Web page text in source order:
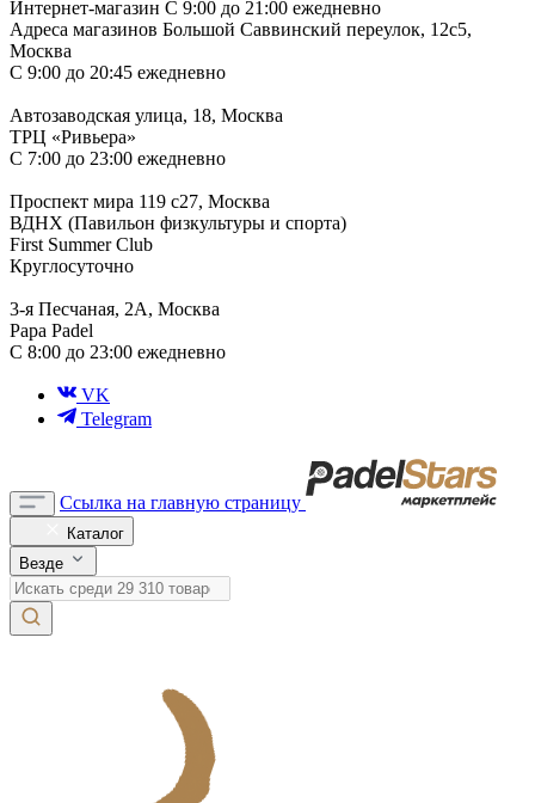
Интернет-магазин С 9:00 до 21:00 ежедневно
Адреса магазинов Большой Саввинский переулок, 12с5,
Москва
С 9:00 до 20:45 ежедневно
Автозаводская улица, 18, Москва
ТРЦ «Ривьера»
С 7:00 до 23:00 ежедневно
Проспект мира 119 с27, Москва
ВДНХ (Павильон физкультуры и спорта)
First Summer Club
Круглосуточно
3-я Песчаная, 2А, Москва
Papa Padel
С 8:00 до 23:00 ежедневно
VK
Telegram
Ссылка на главную страницу
Каталог
Везде